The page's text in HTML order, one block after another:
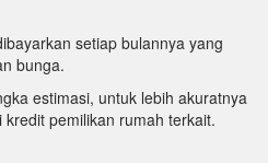
setiap bulannya yang
bunga.
estimasi, untuk lebih akuratnya
pemilikan rumah terkait.